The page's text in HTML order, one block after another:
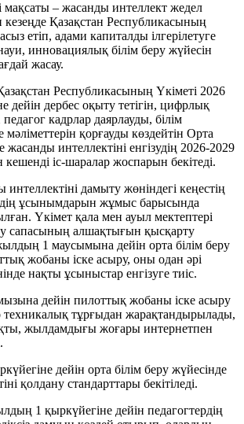
мақсаты – жасанды интеллект жедел
Қазақстан Республикасының
етіп, адами капиталды ілгерілетуге
инновациялық білім беру жүйесін
жасау.
Республикасының Үкіметі 2026
дейін дербес оқыту тетігін, цифрлық
кадрлар даярлауды, білім
қорғауды көздейтін Орта
жасанды интеллектіні енгізудің 2026-2029
іс-шаралар жоспарын бекітеді.
дамыту жөніндегі кеңестің
ұсынымдарын жұмыс барысында
Үкімет қала мен ауыл мектептері
сапасының алшақтығын қысқарту
1 маусымына дейін орта білім беру
жобаны іске асыру, оны одан әрі
нақты ұсыныстар енгізуге тиіс.
дейін пилоттық жобаны іске асыру
техникалық тұрғыдан жарақтандырылады,
жылдамдығы жоғары интернетпен
дейін орта білім беру жүйесінде
қолдану стандарттары бекітіледі.
1 қыркүйегіне дейін педагогтердің